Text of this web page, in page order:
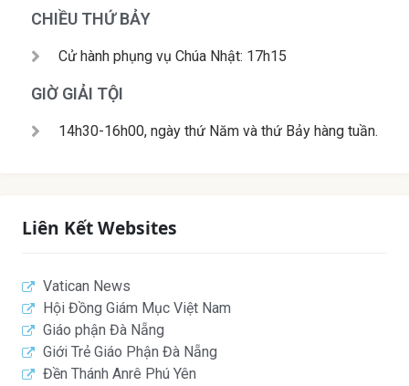
CHIỀU THỨ BẢY
Cử hành phụng vụ Chúa Nhật: 17h15
GIỜ GIẢI TỘI
14h30-16h00, ngày thứ Năm và thứ Bảy hàng tuần.
Liên Kết Websites
Vatican News
Hội Đồng Giám Mục Việt Nam
Giáo phận Đà Nẵng
Giới Trẻ Giáo Phận Đà Nẵng
Đền Thánh Anrê Phú Yên